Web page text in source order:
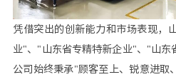
凭借突出的创新能力和市场表现，
业"、"山东省专精特新企业"、"山东
公司始终秉承"顾客至上、锐意进取